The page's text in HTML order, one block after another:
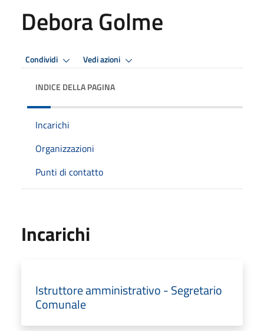
Debora Golme
Condividi Vedi azioni
INDICE DELLA PAGINA
Incarichi
Organizzazioni
Punti di contatto
Incarichi
Istruttore amministrativo - Segretario
Comunale